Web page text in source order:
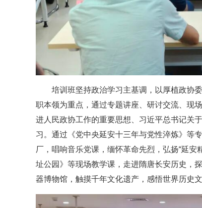
培训班坚持政治学习主基调，以厚植政协
职本领为重点，通过专题讲座、研讨交流、现
进人民政协工作的重要思想、习近平总书记关
习。通过《党中央延安十三年与党性淬炼》等
厂，唱响音乐党课，缅怀革命先烈，弘扬“延
址公园》等现场教学课，走进隋唐长安历史，
器博物馆，触摸千年文化遗产，感悟世界历史文